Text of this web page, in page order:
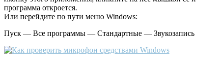
программа откроется.
Или перейдите по пути меню Windows:
Пуск — Все программы — Стандартные — Звукозапись